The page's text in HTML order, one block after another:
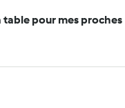
table pour mes proches